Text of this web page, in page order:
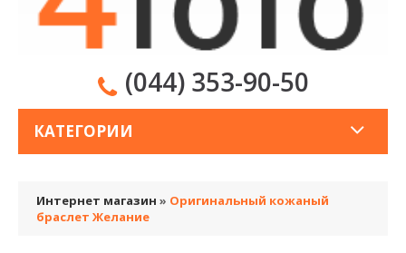
(044) 353-90-50
КАТЕГОРИИ
Интернет магазин » Оригинальный кожаный
браслет Желание